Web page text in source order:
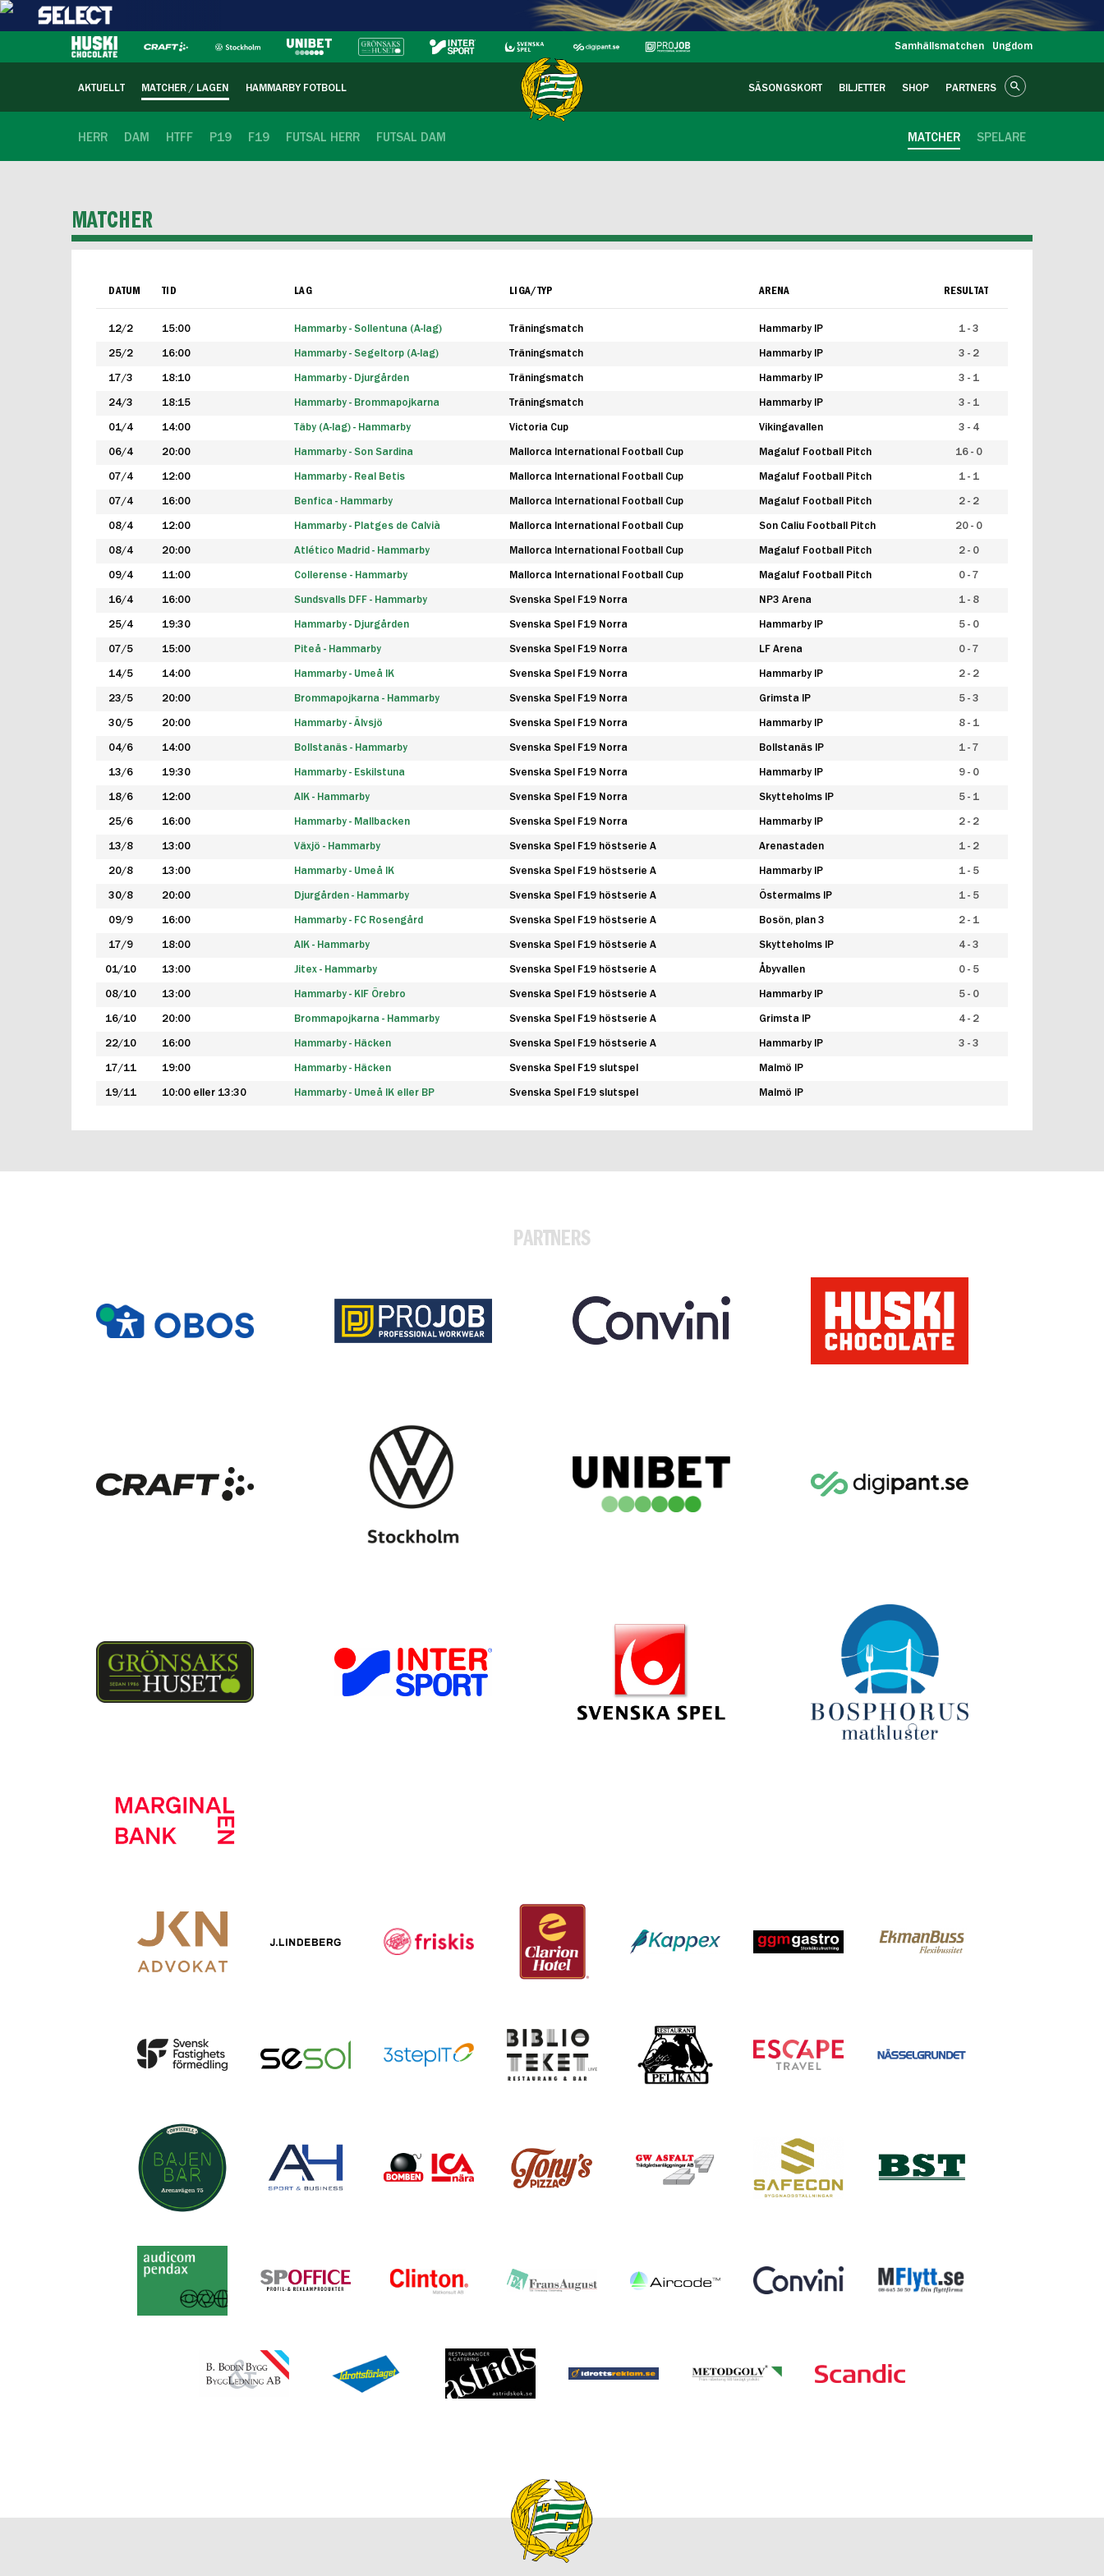
Samhällsmatchen Ungdom
AKTUELLT MATCHER / LAGEN HAMMARBY FOTBOLL SÄSONGSKORT BILJETTER SHOP PARTNERS
HERR DAM HTFF P19 F19 FUTSAL HERR FUTSAL DAM SPELARE
MATCHER
MATCHER
DATUM TID LAG LIGA/TYP ARENA RESULTAT
12/2 15:00 Hammarby - Sollentuna (A-lag) Träningsmatch Hammarby IP 1 - 3
25/2 16:00 Hammarby - Segeltorp (A-lag) Träningsmatch Hammarby IP 3 - 2
17/3 18:10 Hammarby - Djurgården Träningsmatch Hammarby IP 3 - 1
24/3 18:15 Hammarby - Brommapojkarna Träningsmatch Hammarby IP 3 - 1
01/4 14:00 Täby (A-lag) - Hammarby Victoria Cup Vikingavallen 3 - 4
06/4 20:00 Hammarby - Son Sardina Mallorca International Football Cup Magaluf Football Pitch 16 - 0
07/4 12:00 Hammarby - Real Betis Mallorca International Football Cup Magaluf Football Pitch 1 - 1
07/4 16:00 Benfica - Hammarby Mallorca International Football Cup Magaluf Football Pitch 2 - 2
08/4 12:00 Hammarby - Platges de Calvià Mallorca International Football Cup Son Caliu Football Pitch 20 - 0
08/4 20:00 Atlético Madrid - Hammarby Mallorca International Football Cup Magaluf Football Pitch 2 - 0
09/4 11:00 Collerense - Hammarby Mallorca International Football Cup Magaluf Football Pitch 0 - 7
16/4 16:00 Sundsvalls DFF - Hammarby Svenska Spel F19 Norra NP3 Arena 1 - 8
25/4 19:30 Hammarby - Djurgården Svenska Spel F19 Norra Hammarby IP 5 - 0
07/5 15:00 Piteå - Hammarby Svenska Spel F19 Norra LF Arena 0 - 7
14/5 14:00 Hammarby - Umeå IK Svenska Spel F19 Norra Hammarby IP 2 - 2
23/5 20:00 Brommapojkarna - Hammarby Svenska Spel F19 Norra Grimsta IP 5 - 3
30/5 20:00 Hammarby - Älvsjö Svenska Spel F19 Norra Hammarby IP 8 - 1
04/6 14:00 Bollstanäs - Hammarby Svenska Spel F19 Norra Bollstanäs IP 1 - 7
13/6 19:30 Hammarby - Eskilstuna Svenska Spel F19 Norra Hammarby IP 9 - 0
18/6 12:00 AIK - Hammarby Svenska Spel F19 Norra Skytteholms IP 5 - 1
25/6 16:00 Hammarby - Mallbacken Svenska Spel F19 Norra Hammarby IP 2 - 2
13/8 13:00 Växjö - Hammarby Svenska Spel F19 höstserie A Arenastaden 1 - 2
20/8 13:00 Hammarby - Umeå IK Svenska Spel F19 höstserie A Hammarby IP 1 - 5
30/8 20:00 Djurgården - Hammarby Svenska Spel F19 höstserie A Östermalms IP 1 - 5
09/9 16:00 Hammarby - FC Rosengård Svenska Spel F19 höstserie A Bosön, plan 3 2 - 1
17/9 18:00 AIK - Hammarby Svenska Spel F19 höstserie A Skytteholms IP 4 - 3
01/10 13:00 Jitex - Hammarby Svenska Spel F19 höstserie A Åbyvallen 0 - 5
08/10 13:00 Hammarby - KIF Örebro Svenska Spel F19 höstserie A Hammarby IP 5 - 0
16/10 20:00 Brommapojkarna - Hammarby Svenska Spel F19 höstserie A Grimsta IP 4 - 2
22/10 16:00 Hammarby - Häcken Svenska Spel F19 höstserie A Hammarby IP 3 - 3
17/11 19:00 Hammarby - Häcken Svenska Spel F19 slutspel Malmö IP
19/11 10:00 eller 13:30 Hammarby - Umeå IK eller BP Svenska Spel F19 slutspel Malmö IP
PARTNERS